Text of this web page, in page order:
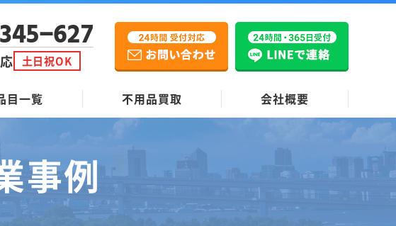
627
土日祝OK
目一覧 不用品買取 会社概要
事例